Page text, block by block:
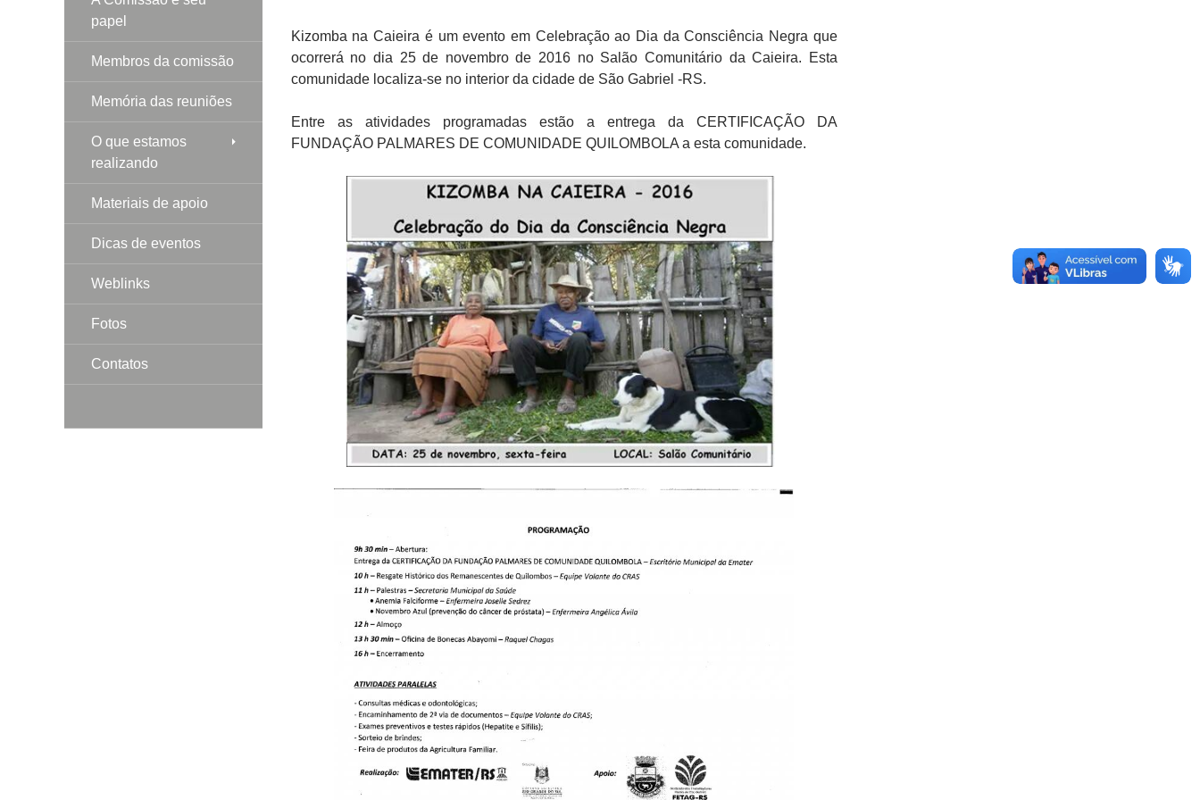
Kizomba na Caieira é um evento em Celebração ao Dia da Consciência Negra que
ocorrerá no dia 25 de novembro de 2016 no Salão Comunitário da Caieira. Esta
comunidade localiza-se no interior da cidade de São Gabriel -RS.
Entre as atividades programadas estão a entrega da CERTIFICAÇÃO DA
FUNDAÇÃO PALMARES DE COMUNIDADE QUILOMBOLA a esta comunidade.
papel
Membros da comissão
Memória das reuniões
O que estamos
realizando
Materiais de apoio
Dicas de eventos
Weblinks
Fotos
Contatos